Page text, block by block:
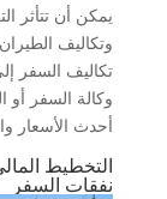
يمكن أن تتأثر
وتكاليف
تكاليف السفر
وكالة السفر أو
أحدث الأسعار
التخطيط
نفقات السفر